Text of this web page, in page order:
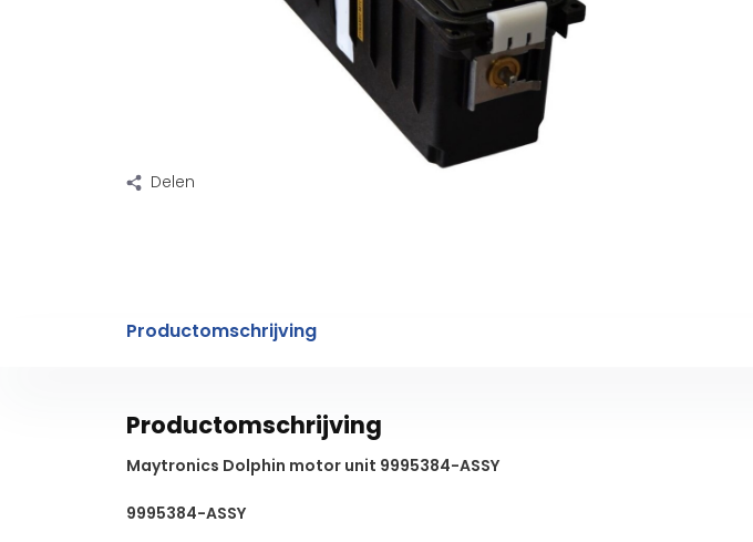
Delen
Productomschrijving
Productomschrijving
Maytronics Dolphin motor unit 9995384-ASSY
9995384-ASSY